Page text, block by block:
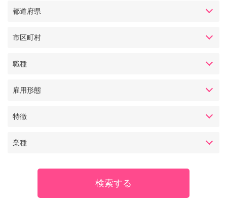
都道府県
市区町村
職種
雇用形態
特徴
業種